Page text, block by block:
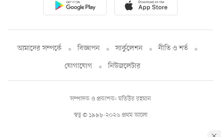
আমাদের সম্পর্কে বিজ্ঞাপন সার্কুলেশন
নীতি ও শর্ত
যোগাযোগ
নিউজলেটার
স্বত্ব © ১৯৯৮-২০২৬ প্রথম আলো
সম্পাদক ও প্রকাশক: মতিউর রহমান